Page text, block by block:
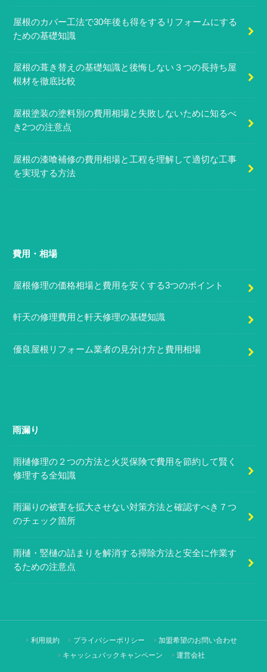
屋根のカバー工法で30年後も得をするリフォームにする
ための基礎知識
屋根の葺き替えの基礎知識と後悔しない３つの長持ち屋
根材を徹底比較
屋根塗装の塗料別の費用相場と失敗しないために知るべ
き2つの注意点
屋根の漆喰補修の費用相場と工程を理解して適切な工事
を実現する方法
費用・相場
屋根修理の価格相場と費用を安くする3つのポイント
軒天の修理費用と軒天修理の基礎知識
優良屋根リフォーム業者の見分け方と費用相場
雨漏り
雨樋修理の２つの方法と火災保険で費用を節約して賢く
修理する全知識
雨漏りの被害を拡大させない対策方法と確認すべき７つ
のチェック箇所
雨樋・竪樋の詰まりを解消する掃除方法と安全に作業す
るための注意点
利用規約 プライバシーポリシー 加盟希望のお問い合わせ
キャッシュバックキャンペーン 運営会社